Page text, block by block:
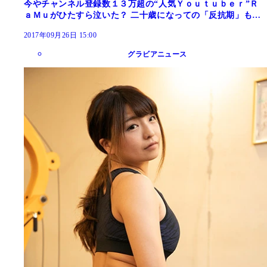
今やチャンネル登録数１３万超の“人気Ｙｏｕｔｕｂｅｒ”Ｒ
ａＭｕがひたすら泣いた？ 二十歳になっての「反抗期」も…
2017年09月26日 15:00
グラビアニュース